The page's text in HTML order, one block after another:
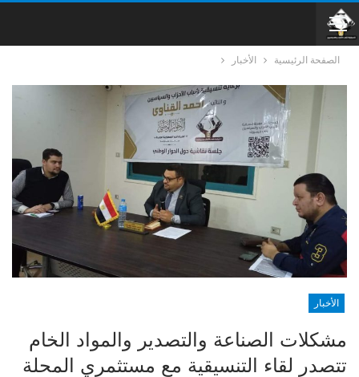
الصفحة الرئيسية الأخبار
الأخبار
مشكلات الصناعة والتصدير والمواد الخام
تتصدر لقاء التنسيقية مع مستثمري المحلة